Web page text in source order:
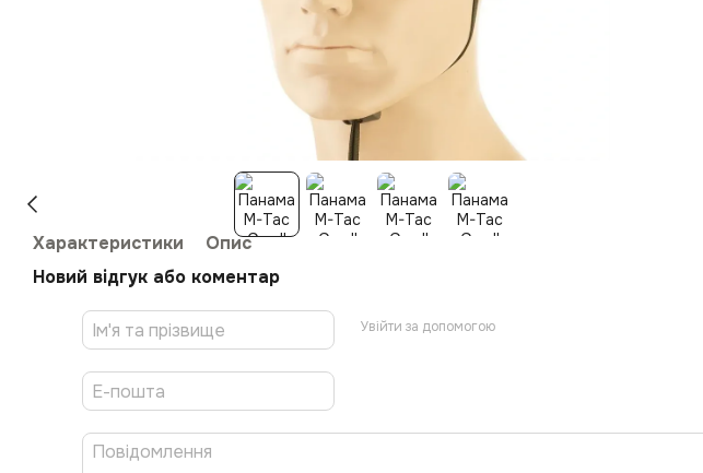
Характеристики
Опис
Новий відгук або коментар
Увійти за допомогою